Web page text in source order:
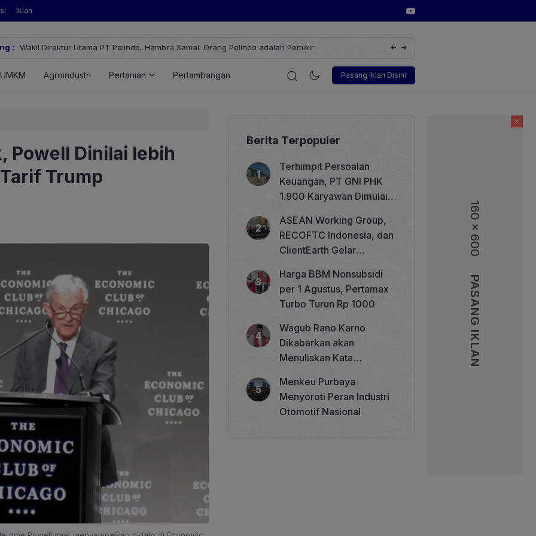
160 x 600
PASANG IKLAN
Iklan
: Wakil Direktur Utama PT Pelindo, Hambra Samal: Orang Pelindo adalah Pemikir
Ketum ASPEBINDO Anggawira: Impor
Pasang Iklan Disini
UMKM Agroindustri Pertanian Pertambangan Korporasi Teknologi Otomotif
Powell Dinilai lebih
Trump
Berita Terpopuler
Terhimpit Persoalan
Keuangan, PT GNI PHK
1.900 Karyawan Dimulai 5
ASEAN Working Group,
RECOFTC Indonesia, dan
ClientEarth Gelar
Memperkuat Tata Kelola
Perhutanan Sosial
Harga BBM Nonsubsidi
per 1 Agustus, Pertamax
Turbo Turun Rp 1000
Wagub Rano Karno
Dikabarkan akan
Menuliskan Kata
Betawi 100 Tahun
Menkeu Purbaya
Menyoroti Peran Industri
Otomotif Nasional